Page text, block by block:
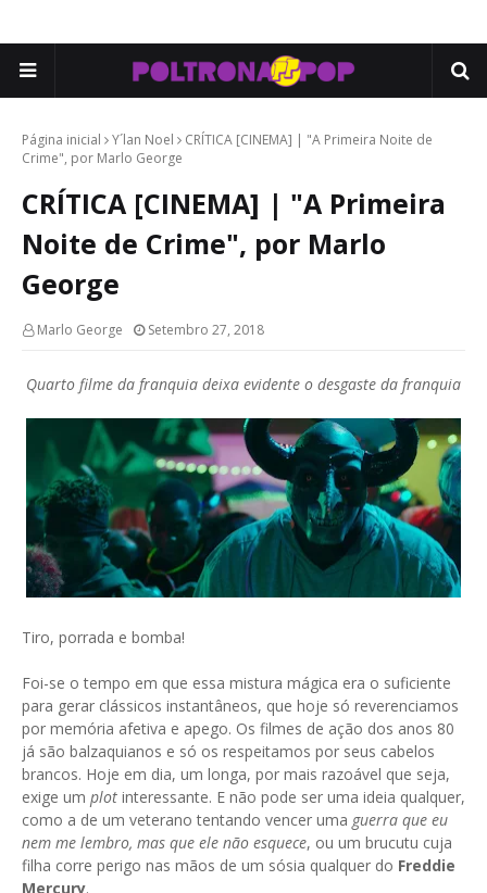
Página inicial Y´lan Noel
CRÍTICA [CINEMA] | "A Primeira Noite de
Crime", por Marlo George
CRÍTICA [CINEMA] | "A Primeira
Noite de Crime", por Marlo
George
Marlo George Setembro 27, 2018
Quarto filme da franquia deixa evidente o desgaste da franquia
Tiro, porrada e bomba!
Foi-se o tempo em que essa mistura mágica era o suficiente
para gerar clássicos instantâneos, que hoje só reverenciamos
por memória afetiva e apego. Os filmes de ação dos anos 80
já são balzaquianos e só os respeitamos por seus cabelos
brancos. Hoje em dia, um longa, por mais razoável que seja,
exige um plot interessante. E não pode ser uma ideia qualquer,
como a de um veterano tentando vencer uma guerra que eu
nem me lembro, mas que ele não esquece, ou um brucutu cuja
filha corre perigo nas mãos de um sósia qualquer do Freddie
Mercury.